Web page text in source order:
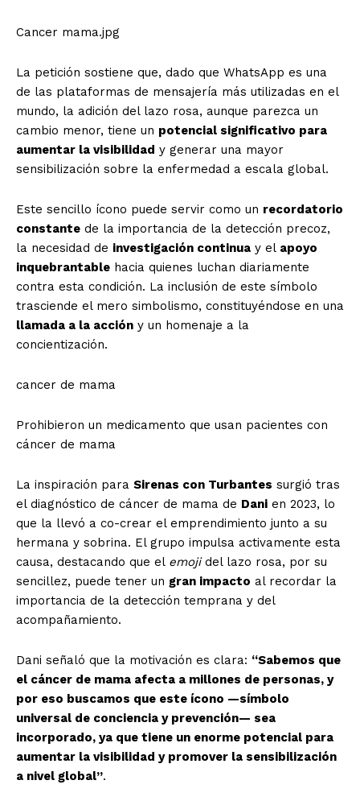
Cancer mama.jpg
La petición sostiene que, dado que WhatsApp es una
de las plataformas de mensajería más utilizadas en el
mundo, la adición del lazo rosa, aunque parezca un
cambio menor, tiene un potencial significativo para
aumentar la visibilidad y generar una mayor
sensibilización sobre la enfermedad a escala global.
Este sencillo ícono puede servir como un recordatorio
constante de la importancia de la detección precoz,
la necesidad de investigación continua y el apoyo
inquebrantable hacia quienes luchan diariamente
contra esta condición. La inclusión de este símbolo
trasciende el mero simbolismo, constituyéndose en una
llamada a la acción y un homenaje a la
concientización.
cancer de mama
Prohibieron un medicamento que usan pacientes con
cáncer de mama
La inspiración para Sirenas con Turbantes surgió tras
el diagnóstico de cáncer de mama de Dani en 2023, lo
que la llevó a co-crear el emprendimiento junto a su
hermana y sobrina. El grupo impulsa activamente esta
causa, destacando que el emojidel lazo rosa, por su
sencillez, puede tener un gran impacto al recordar la
importancia de la detección temprana y del
acompañamiento.
Dani señaló que la motivación es clara: “Sabemos que
el cáncer de mama afecta a millones de personas, y
por eso buscamos que este ícono —símbolo
universal de conciencia y prevención— sea
incorporado, ya que tiene un enorme potencial para
aumentar la visibilidad y promover la sensibilización
a nivel global”.